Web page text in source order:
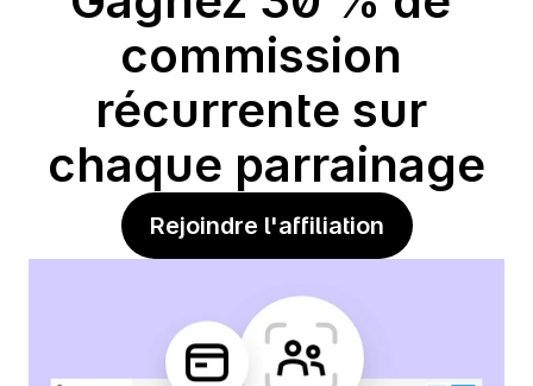
commission
récurrente sur
chaque parrainage
Rejoindre l'affiliation